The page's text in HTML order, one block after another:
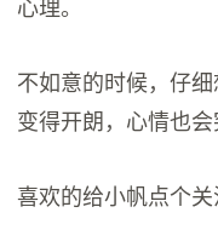
心理。
不如意的时候，仔
变得开朗，心情也会
喜欢的给小帆点个关